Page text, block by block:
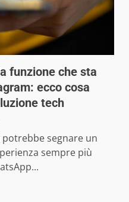
funzione che sta
ecco cosa
tech
potrebbe segnare un
sempre più